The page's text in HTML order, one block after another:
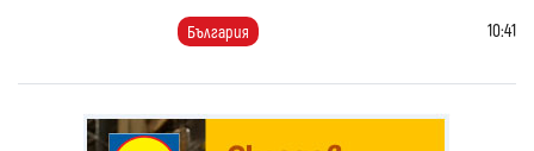
България 10:41